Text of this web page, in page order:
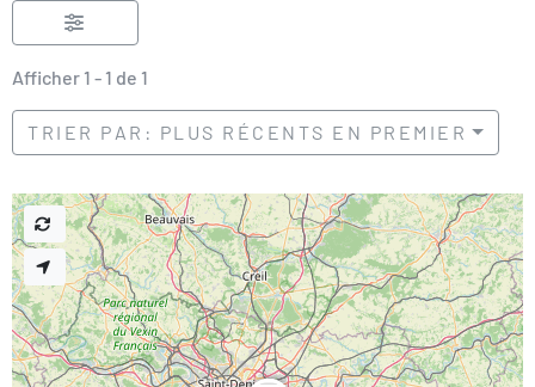
Afficher 1 - 1 de 1
TRIER PAR: PLUS RÉCENTS EN PREMIER